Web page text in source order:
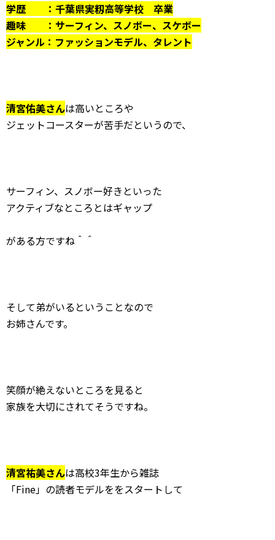
学歴 ：千葉県実籾高等学校 卒業
趣味 ：サーフィン、スノボー、スケボー
ジャンル：ファッションモデル、タレント
清宮佑美さんは高いところや
ジェットコースターが苦手だというので、
サーフィン、スノボー好きといった
アクティブなところとはギャップ
がある方ですね＾＾
そして弟がいるということなので
お姉さんです。
笑顔が絶えないところを見ると
家族を大切にされてそうですね。
清宮祐美さんは高校3年生から雑誌
「Fine」の読者モデルををスタートして